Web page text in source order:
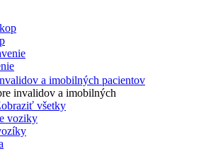
a imobilných pacientov
invalidov a imobilných
všetky